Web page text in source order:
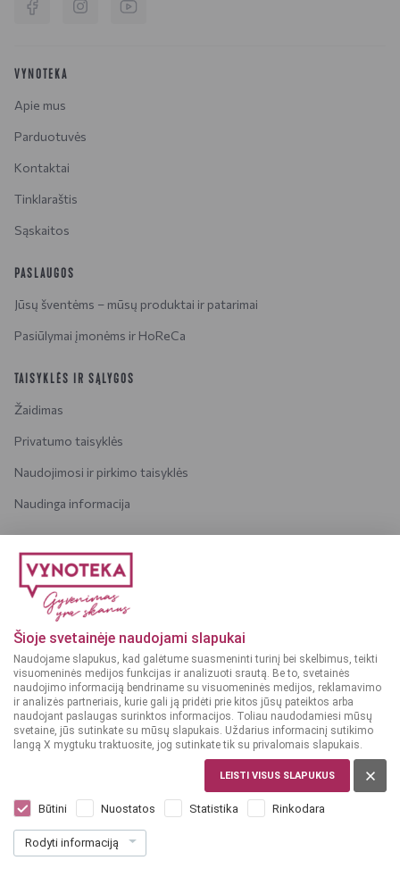
Šioje svetainėje naudojami slapukai
Naudojame slapukus, kad galėtume suasmeninti turinį bei skelbimus, teikti
visuomeninės medijos funkcijas ir analizuoti srautą. Be to, svetainės
naudojimo informaciją bendriname su visuomeninės medijos, reklamavimo
ir analizės partneriais, kurie gali ją pridėti prie kitos jūsų pateiktos arba
naudojant paslaugas surinktos informacijos. Toliau naudodamiesi mūsų
svetaine, jūs sutinkate su mūsų slapukais. Uždarius informacinį sutikimo
langą X mygtuku traktuosite, jog sutinkate tik su privalomais slapukais.
LEISTI VISUS SLAPUKUS
Būtini Nuostatos Statistika Rinkodara
Rodyti informaciją
VYNOTEKA
Apie mus
Parduotuvės
Kontaktai
Tinklaraštis
Sąskaitos
PASLAUGOS
Jūsų šventėms – mūsų produktai ir patarimai
Pasiūlymai įmonėms ir HoReCa
TAISYKLĖS IR SĄLYGOS
Žaidimas
Privatumo taisyklės
Naudojimosi ir pirkimo taisyklės
Naudinga informacija
Pristatymas
Tiekėjams
Karjera
Dažniausiai užduodami klausimai